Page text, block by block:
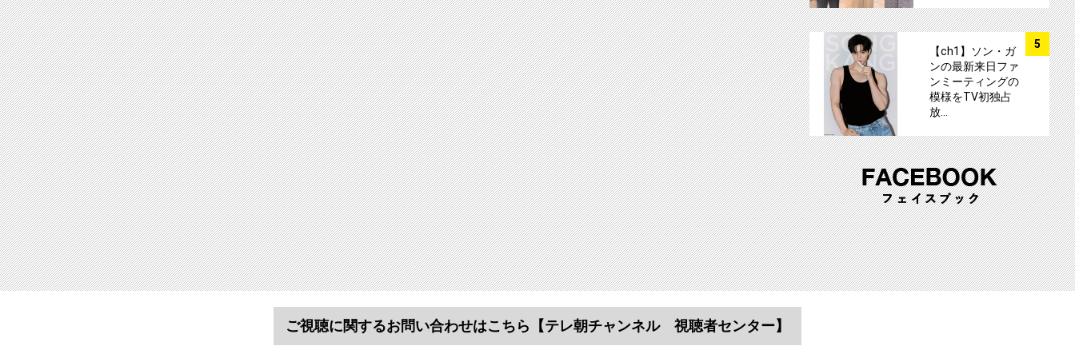
5
【ch1】ソン・ガ
ンの最新来日ファ
ンミーティングの
模様をTV初独占
放…
ご視聴に関するお問い合わせはこちら 【テレ朝チャンネル 視聴者センター】